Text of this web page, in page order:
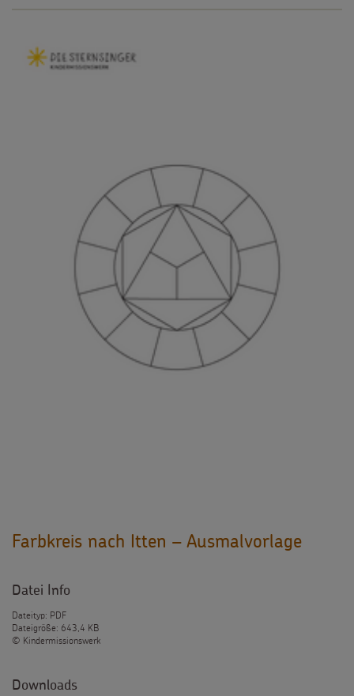
Farbkreis nach Itten – Ausmalvorlage
Datei Info
Dateityp: PDF
Dateigröße: 643,4 KB
© Kindermissionswerk
Downloads